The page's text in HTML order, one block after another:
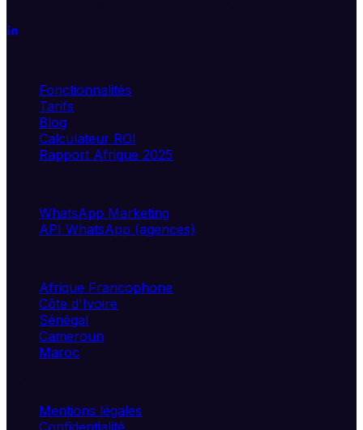
Fonctionnalités
Tarifs
Blog
Calculateur ROI
Rapport Afrique 2025
WhatsApp Marketing
API WhatsApp (agences)
Afrique Francophone
Côte d'Ivoire
Sénégal
Cameroun
Maroc
Mentions légales
Confidentialité